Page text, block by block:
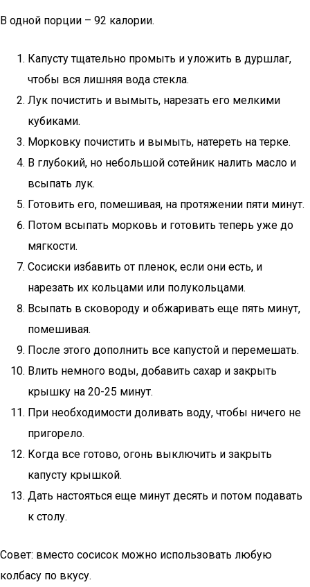
В одной порции – 92 калории.
Капусту тщательно промыть и уложить в дуршлаг,
чтобы вся лишняя вода стекла.
Лук почистить и вымыть, нарезать его мелкими
кубиками.
Морковку почистить и вымыть, натереть на терке.
В глубокий, но небольшой сотейник налить масло и
всыпать лук.
Готовить его, помешивая, на протяжении пяти минут.
Потом всыпать морковь и готовить теперь уже до
мягкости.
Сосиски избавить от пленок, если они есть, и
нарезать их кольцами или полукольцами.
Всыпать в сковороду и обжаривать еще пять минут,
помешивая.
После этого дополнить все капустой и перемешать.
Влить немного воды, добавить сахар и закрыть
крышку на 20-25 минут.
При необходимости доливать воду, чтобы ничего не
пригорело.
Когда все готово, огонь выключить и закрыть
капусту крышкой.
Дать настояться еще минут десять и потом подавать
к столу.
Совет: вместо сосисок можно использовать любую
колбасу по вкусу.